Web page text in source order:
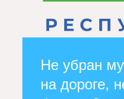
Не убран
на дороге,